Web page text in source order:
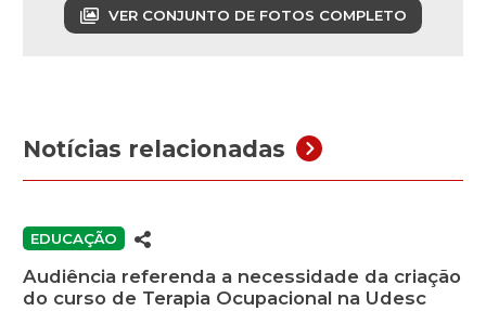
VER CONJUNTO DE FOTOS COMPLETO
Notícias relacionadas
EDUCAÇÃO
Audiência referenda a necessidade da criação
do curso de Terapia Ocupacional na Udesc